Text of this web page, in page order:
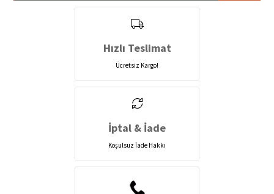
Hızlı Teslimat
Ücretsiz Kargo!
İptal & İade
Koşulsuz İade Hakkı